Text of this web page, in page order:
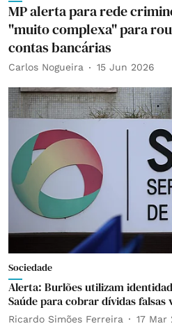
MP alerta para rede
"muito complexa" para
contas bancárias
Carlos Nogueira 15 Jun 2026
Sociedade
Alerta: Burlões utilizam
Saúde para cobrar dívidas falsas
Ricardo Simões Ferreira 17 Mar